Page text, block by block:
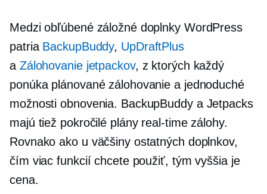
Medzi obľúbené záložné doplnky WordPress
patria BackupBuddy, UpDraftPlus
a Zálohovanie jetpackov, z ktorých každý
ponúka plánované zálohovanie a jednoduché
možnosti obnovenia. BackupBuddy a Jetpacks
majú tiež pokročilé plány real-timezálohy.
Rovnako ako u väčšiny ostatných doplnkov,
čím viac funkcií chcete použiť, tým vyššia je
cena.